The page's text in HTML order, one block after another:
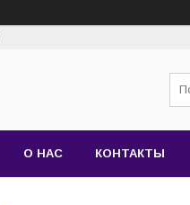
О НАС КОНТАКТЫ